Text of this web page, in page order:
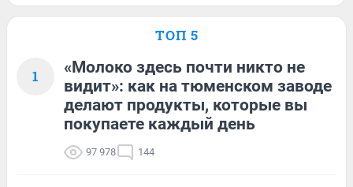
ТОП 5
1
«Молоко здесь почти никто не
видит»: как на тюменском заводе
делают продукты, которые вы
покупаете каждый день
97 978 144